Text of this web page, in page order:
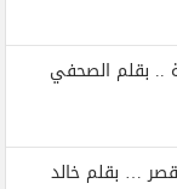
.. بقلم الصحفي
… بقلم خالد